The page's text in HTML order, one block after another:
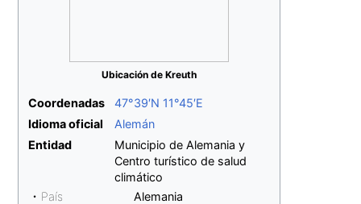
Ubicación de Kreuth
Coordenadas 47°39′N 11°45′E
Idioma oficial
Alemán
Entidad
Municipio de Alemania y
Centro turístico de salud
climático
• País
Alemania